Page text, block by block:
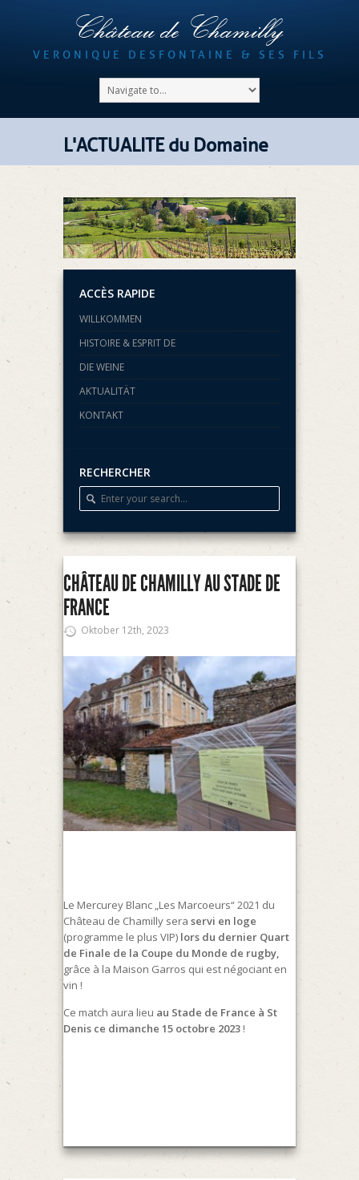
Château de Chamilly
VERONIQUE DESFONTAINE & SES FILS
L'ACTUALITE du Domaine
ACCÈS RAPIDE
WILLKOMMEN
HISTOIRE & ESPRIT DE
DIE WEINE
AKTUALITÄT
KONTAKT
RECHERCHER
CHÂTEAU DE CHAMILLY AU STADE DE
FRANCE
Oktober 12th, 2023
Le Mercurey Blanc „Les Marcoeurs“ 2021 du
Château de Chamilly sera servi en loge
(programme le plus VIP) lors du dernier Quart
de Finale de la Coupe du Monde de rugby,
grâce à la Maison Garros qui est négociant en
vin !
Ce match aura lieu au Stade de France à St
Denis ce dimanche 15 octobre 2023 !